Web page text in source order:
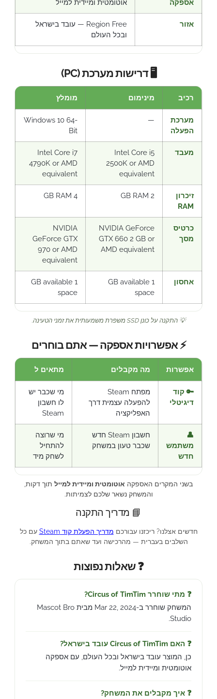
אספקה אוטומטית ומיידית למייל
אזור
Region Free — עובד בישראל
ובכל העולם
🖥️ דרישות מערכת (PC)
רכיב מינימום מומלץ
מערכת
הפעלה
—
Windows 10 64-
Bit
מעבד
Intel Core i5
2500K or AMD
equivalent
Intel Core i7
4790K or AMD
equivalent
זיכרון
RAM
2 GB RAM
4 GB RAM
כרטיס
מסך
NVIDIA GeForce
GTX 660 2 GB or
AMD equivalent
NVIDIA
GeForce GTX
970 or AMD
equivalent
אחסון
1 GB available
space
1 GB available
space
💡 התקנה על כונן SSD משפרת משמעותית את זמני הטעינה.
⚡ אפשרויות אספקה — אתם בוחרים
אפשרות מה מקבלים מתאים ל
🔑 קוד
דיגיטלי
מפתח Steam
להפעלה עצמית דרך
האפליקציה
מי שכבר יש
לו חשבון
Steam
👤
משתמש
חדש
חשבון Steam חדש
שכבר טעון במשחק
מי שרוצה
להתחיל
לשחק מיד
בשני המקרים האספקה אוטומטית ומיידית למייל תוך דקות,
והמשחק נשאר שלכם לצמיתות.
📘 מדריך התקנה
חדשים אצלנו? ריכזנו עבורכם מדריך הפעלת קוד Steam
עם כל
השלבים בעברית — מהרכישה ועד שאתם בתוך המשחק.
❓ שאלות נפוצות
❓ מתי שוחרר Circus of TimTim?
המשחק שוחרר ב-Mar 22, 2024 מבית Mascot Bro
Studio.
❓ האם Circus of TimTim עובד בישראל?
כן, המוצר עובד בישראל ובכל העולם, עם אספקה
אוטומטית ומיידית למייל.
❓ איך מקבלים את המשחק?